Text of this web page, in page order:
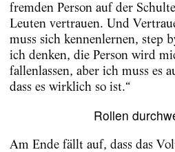
fremden Person auf der
Leuten vertrauen. Und
muss sich kennenlernen, step
ich denken, die Person wird
fallenlassen, aber ich muss es
dass es wirklich so ist.“
Rollen
Am Ende fällt auf, dass das